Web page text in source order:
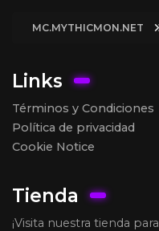
MC.MYTHICMON.NET
Links
Términos y Condiciones
Política de privacidad
Cookie Notice
Tienda
¡Visita nuestra tienda